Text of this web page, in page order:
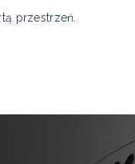
przestrzeń.